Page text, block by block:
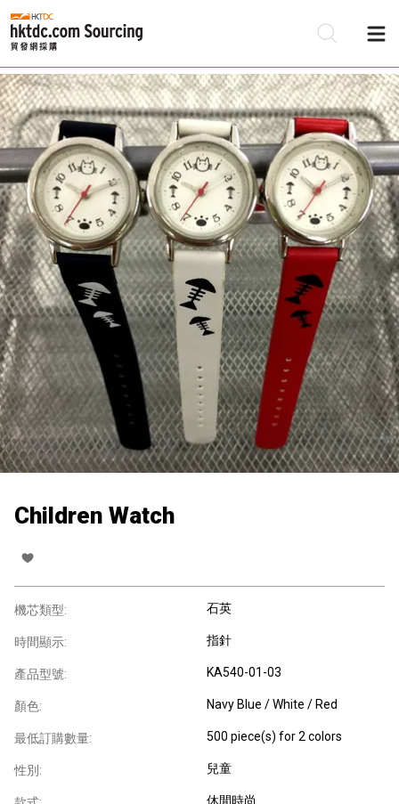
Children Watch
機芯類型: 石英
時間顯示: 指針
產品型號: KA540-01-03
顏色: Navy Blue / White / Red
最低訂購數量: 500 piece(s) for 2 colors
性別: 兒童
休閒時尚